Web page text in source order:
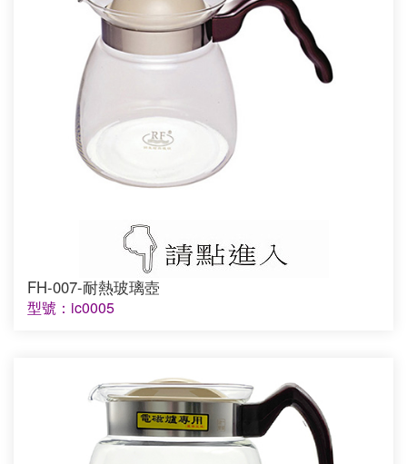
FH-007-耐熱玻璃壺
型號：ic0005